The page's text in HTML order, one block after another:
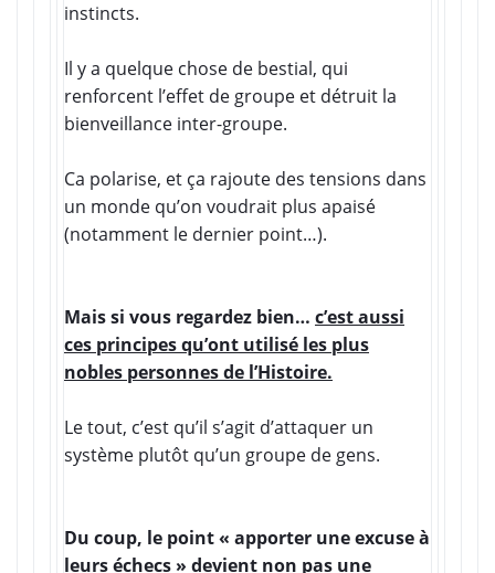
instincts.
Il y a quelque chose de bestial, qui
renforcent l’effet de groupe et détruit la
bienveillance inter-groupe.
Ca polarise, et ça rajoute des tensions dans
un monde qu’on voudrait plus apaisé
(notamment le dernier point…).
Mais si vous regardez bien… c’est aussi
ces principes qu’ont utilisé les plus
nobles personnes de l’Histoire.
Le tout, c’est qu’il s’agit d’attaquer un
système plutôt qu’un groupe de gens.
Du coup, le point « apporter une excuse à
leurs échecs » devient non pas une